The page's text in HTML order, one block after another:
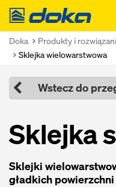
Doka
Doka Produkty i
Sklejka wielowarstwowa
Wstecz do
Sklejka
Sklejki
gładkich